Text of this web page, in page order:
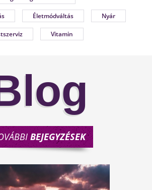
Életmódváltás Nyár
Vitamin
BEJEGYZÉSEK